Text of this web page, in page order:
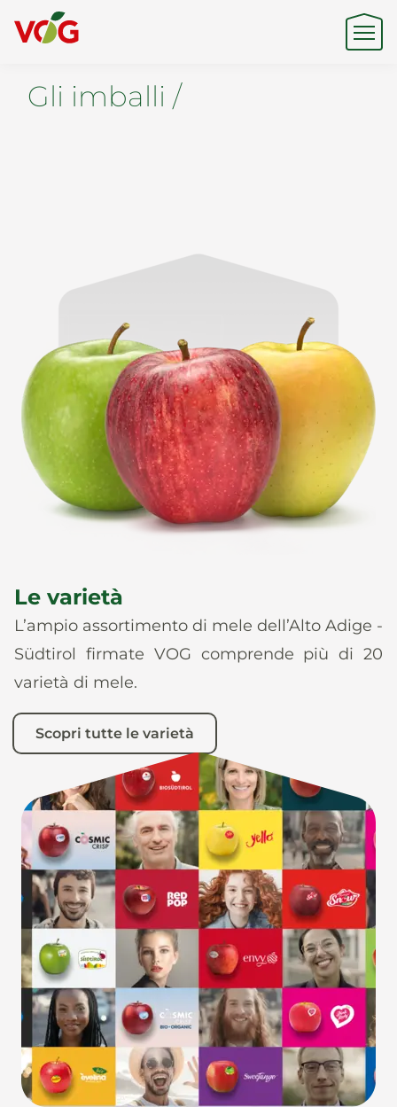
Origine
Prodotti e Marchi
News
Es
Gli imballi /
Le varietà
L’ampio assortimento di mele dell’Alto Adige -
Südtirol firmate VOG comprende più di 20
varietà di mele.
Scopri tutte le varietà